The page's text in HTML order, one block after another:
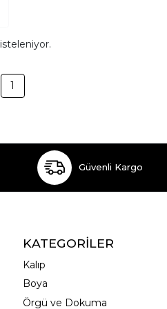
1
Güvenli Kargo
KATEGORİLER
Kalıp
Boya
Örgü ve Dokuma